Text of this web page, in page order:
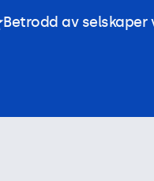
Betrodd av selskaper